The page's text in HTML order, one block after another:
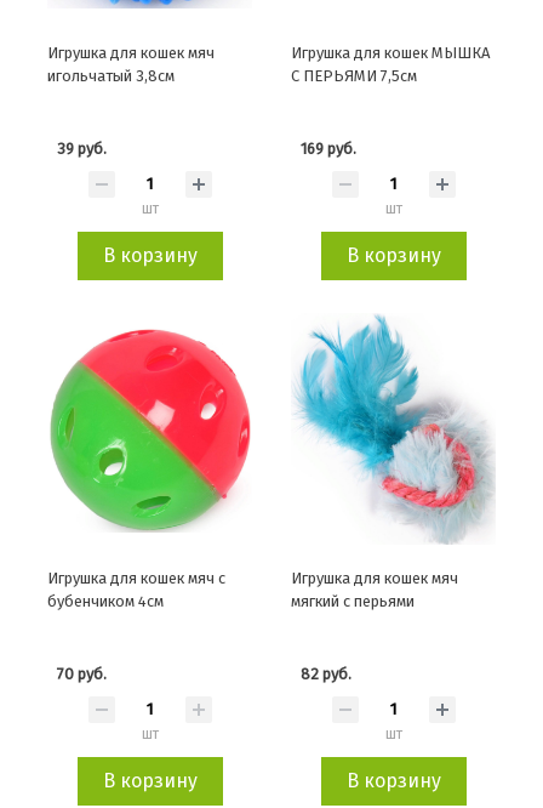
Игрушка для кошек мяч
игольчатый 3,8см
39 руб.
шт
В корзину
Игрушка для кошек МЫШКА
С ПЕРЬЯМИ 7,5см
169 руб.
шт
В корзину
Игрушка для кошек мяч с
бубенчиком 4см
70 руб.
шт
В корзину
Игрушка для кошек мяч
мягкий с перьями
82 руб.
шт
В корзину